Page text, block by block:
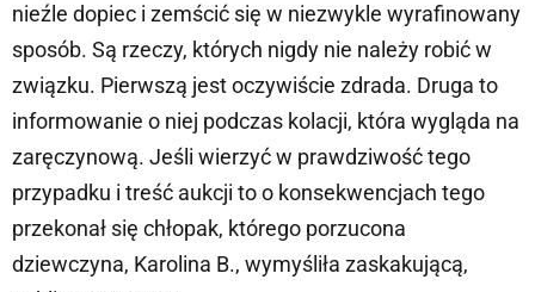
nieźle dopiec i zemścić się w niezwykle wyrafinowany
sposób. Są rzeczy, których nigdy nie należy robić w
związku. Pierwszą jest oczywiście zdrada. Druga to
informowanie o niej podczas kolacji, która wygląda na
zaręczynową. Jeśli wierzyć w prawdziwość tego
przypadku i treść aukcji to o konsekwencjach tego
przekonał się chłopak, którego porzucona
dziewczyna, Karolina B., wymyśliła zaskakującą,